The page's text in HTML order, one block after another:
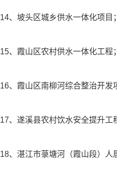
14、坡头区城乡供水一体化项目；
15、霞山区农村供水一体化工程；
16、霞山区南柳河综合整治开发
17、遂溪县农村饮水安全提升工
18、湛江市菉塘河（霞山段）人